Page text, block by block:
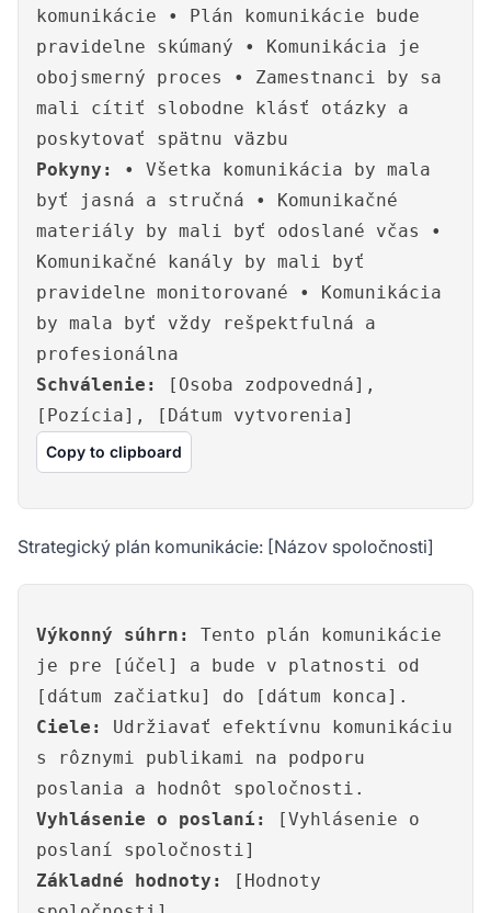
komunikácie • Plán komunikácie bude
pravidelne skúmaný • Komunikácia je
obojsmerný proces • Zamestnanci by sa
mali cítiť slobodne klásť otázky a
poskytovať spätnu väzbu
Pokyny:
• Všetka komunikácia by mala
byť jasná a stručná • Komunikačné
materiály by mali byť odoslané včas •
Komunikačné kanály by mali byť
pravidelne monitorované • Komunikácia
by mala byť vždy rešpektfulná a
profesionálna
Schválenie:
[Osoba zodpovedná],
[Pozícia], [Dátum vytvorenia]
Copy to clipboard
Strategický plán komunikácie: [Názov spoločnosti]
Výkonný súhrn:
Tento plán komunikácie
je pre [účel] a bude v platnosti od
[dátum začiatku] do [dátum konca].
Ciele:
Udržiavať efektívnu komunikáciu
s rôznymi publikami na podporu
poslania a hodnôt spoločnosti.
Vyhlásenie o poslaní:
[Vyhlásenie o
poslaní spoločnosti]
Základné hodnoty:
[Hodnoty